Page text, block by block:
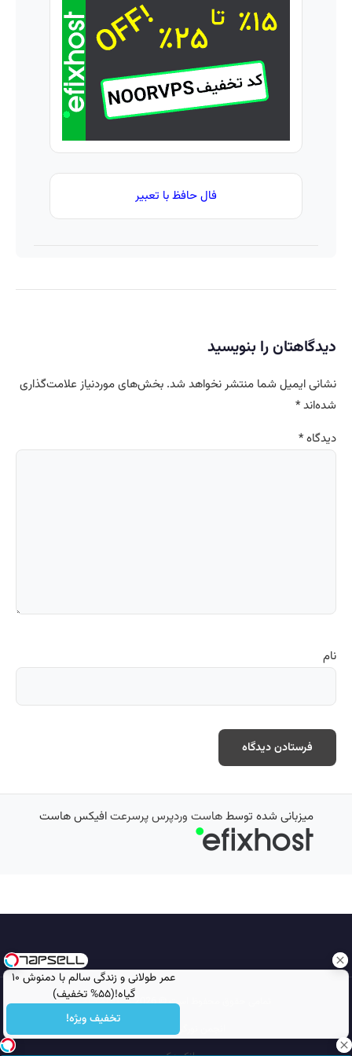
عمر طولانی و زندگی سالم با دمنوش ۱۰
گیاه!(۵۵% تخفیف)
تخفیف ویژه!
فال حافظ با تعبیر
دیدگاهتان را بنویسید
نشانی ایمیل شما منتشر نخواهد شد. بخش‌های موردنیاز علامت‌گذاری
شده‌اند*
دیدگاه*
نام
میزبانی شده توسطهاست وردپرس پرسرعتافیکس هاست
تمامی حقوق محفوظ است © 2026
مجله نورگرام
انجمن نورگرام